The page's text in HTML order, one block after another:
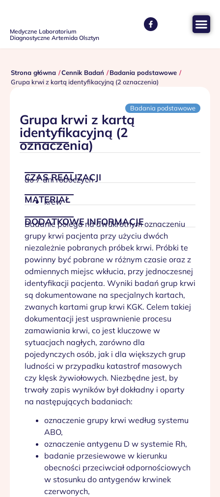
Medyczne Laboratorium
Diagnostyczne Artemida Olsztyn
Strona główna Cennik Badań
Badania podstawowe
Grupa krwi z kartą identyfikacyjną (2 oznaczenia)
Badania podstawowe
Grupa krwi z kartą
identyfikacyjną (2
oznaczenia)
CZAS REALIZACJI
do 7 dni roboczych
MATERIAŁ
krew
DODATKOWE INFORMACJE
Badanie polega na dwukrotnym oznaczeniu
grupy krwi pacjenta przy użyciu dwóch
niezależnie pobranych próbek krwi. Próbki te
powinny być pobrane w różnym czasie oraz z
odmiennych miejsc wkłucia, przy jednoczesnej
identyfikacji pacjenta. Wyniki badań grup krwi
są dokumentowane na specjalnych kartach,
zwanych kartami grup krwi KGK. Celem takiej
dokumentacji jest usprawnienie procesu
zamawiania krwi, co jest kluczowe w
sytuacjach nagłych, zarówno dla
pojedynczych osób, jak i dla większych grup
ludności w przypadku katastrof masowych
czy klęsk żywiołowych. Niezbędne jest, by
trwały zapis wyników był dokładny i oparty
na następujących badaniach:
oznaczenie grupy krwi według systemu
ABO,
oznaczenie antygenu D w systemie Rh,
badanie przesiewowe w kierunku
obecności przeciwciał odpornościowych
w stosunku do antygenów krwinek
czerwonych,